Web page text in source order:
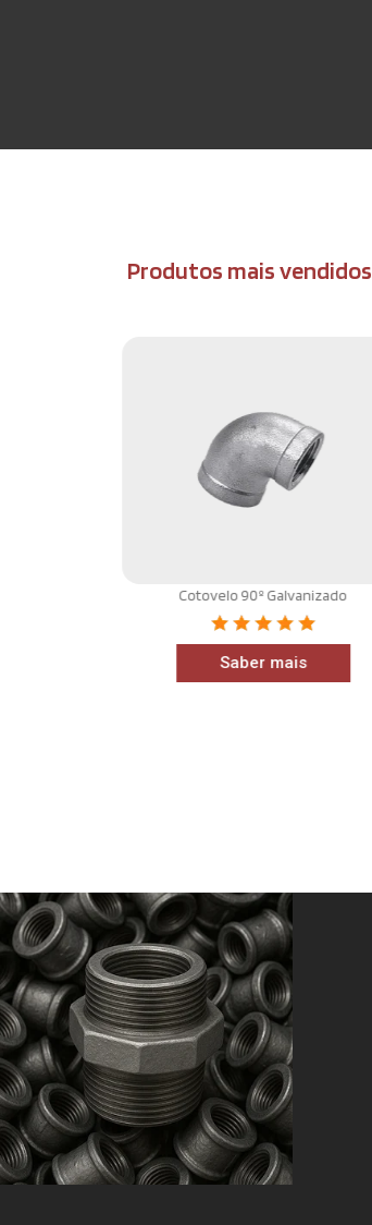
Produtos mais vendidos
Cotovelo 90º Galvanizado
Saber mais